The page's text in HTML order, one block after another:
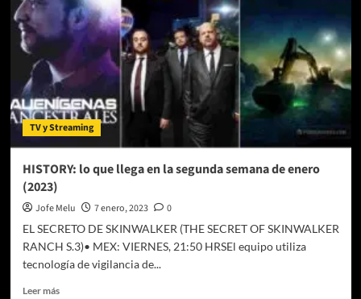
la
cuarta
semana
de
enero
(2023)
TV y Streaming
HISTORY: lo que llega en la segunda semana de enero
(2023)
Jofe Melu 7 enero, 2023
0
EL SECRETO DE SKINWALKER (THE SECRET OF SKINWALKER
RANCH S.3)• MEX: VIERNES, 21:50 HRSEl equipo utiliza
tecnología de vigilancia de...
Leer másLeer